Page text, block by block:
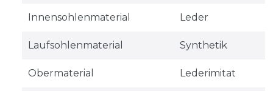
Innensohlenmaterial Leder
Laufsohlenmaterial Synthetik
Obermaterial Lederimitat